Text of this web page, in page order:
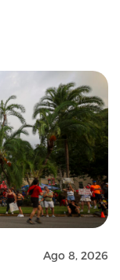
Ago 8, 2026